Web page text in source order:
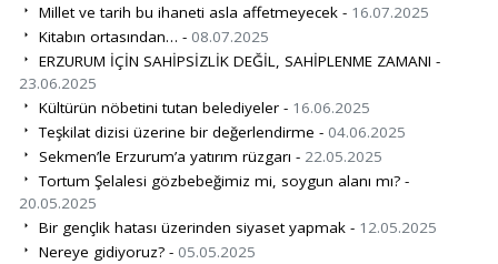
Millet ve tarih bu ihaneti asla affetmeyecek - 16.07.2025
Kitabın ortasından… - 08.07.2025
ERZURUM İÇİN SAHİPSİZLİK DEĞİL, SAHİPLENME ZAMANI -
23.06.2025
Kültürün nöbetini tutan belediyeler - 16.06.2025
Teşkilat dizisi üzerine bir değerlendirme - 04.06.2025
Sekmen’le Erzurum’a yatırım rüzgarı - 22.05.2025
Tortum Şelalesi gözbebeğimiz mi, soygun alanı mı? -
20.05.2025
Bir gençlik hatası üzerinden siyaset yapmak - 12.05.2025
Nereye gidiyoruz? - 05.05.2025